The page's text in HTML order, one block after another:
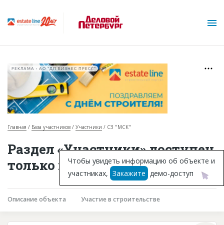
Горячие объекты
База строящихся объектов
Инвестпроекты
Глоссарий
РЕКЛАМА • АО "ДП БИЗНЕС ПРЕСС"
Главная База участников Участники СЗ "МСК"
Раздел «Участники» доступен
только подписчикам
Описание объекта Участие в строительстве
Чтобы увидеть информацию об объекте и
участниках, Закажите демо-доступ